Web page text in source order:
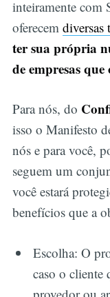
inteiramente com
oferecem diversas
ter sua própria
de empresas
Para nós, do
isso o Manifesto
nós e para você,
seguem um
você estará
benefícios que a
Escolha: O
caso o cliente